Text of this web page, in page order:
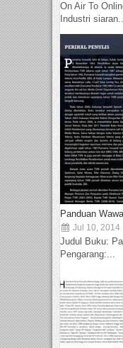
On Air To
Industri
Panduan
Jul 10, 2014
Judul Buku:
Pengarang:...